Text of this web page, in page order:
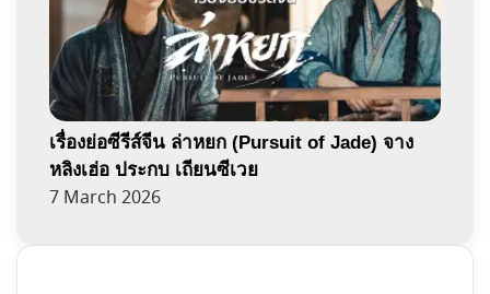
เรื่องย่อซีรีส์จีน ล่าหยก (Pursuit of Jade) จาง
หลิงเฮ่อ ประกบ เถียนซีเวย
7 March 2026